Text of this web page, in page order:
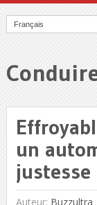
Français
un
justesse
Auteur: Buzzultra